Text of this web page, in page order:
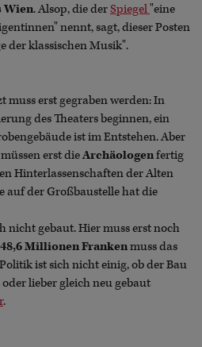
Wien. Alsop, die derSpiegel"eine
nennt, sagt, dieser Posten
der klassischen Musik".
erst gegraben werden: In
des Theaters beginnen, ein
ist im Entstehen. Aber
erst dieArchäologenfertig
Hinterlassenschaften der Alten
auf der Großbaustelle hat die
nicht gebaut. Hier muss erst noch
48,6 Millionen Frankenmuss das
ist sich nicht einig, ob der Bau
lieber gleich neu gebaut
.